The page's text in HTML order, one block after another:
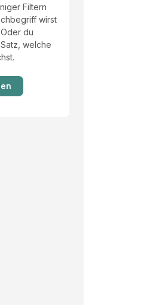
Filtern
wirst
du
welche